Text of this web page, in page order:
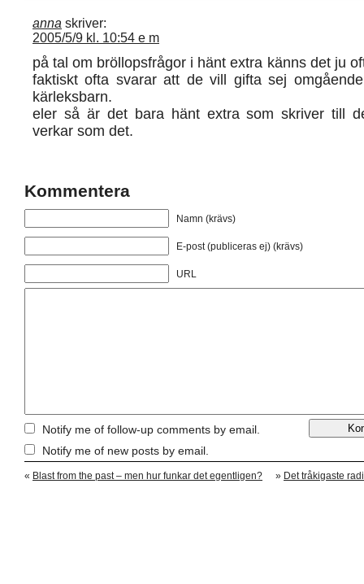
anna skriver:
2005/5/9 kl. 10:54 e m
på tal om bröllopsfrågor i hänt extra känns det ju
faktiskt ofta svarar att de vill gifta sej
kärleksbarn.
eler så är det bara hänt extra som skriver till
verkar som det.
Kommentera
Namn (krävs)
E-post (publiceras ej) (krävs)
URL
Notify me of follow-up comments by email.
Notify me of new posts by email.
« Blast from the past – men hur funkar det egentligen? » Det tråkigaste